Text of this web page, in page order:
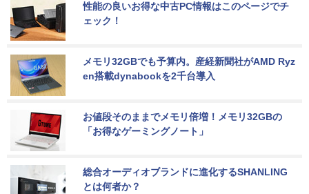
性能の良いお得な中古PC情報はこのページでチ
ェック！
メモリ32GBでも予算内。産経新聞社がAMD Ryz
en搭載dynabookを2千台導入
お値段そのままでメモリ倍増！メモリ32GBの
「お得なゲーミングノート」
総合オーディオブランドに進化するSHANLING
とは何者か？